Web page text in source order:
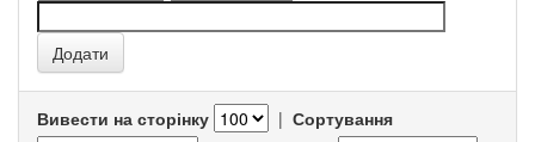
Вивести на сторінку | Сортування